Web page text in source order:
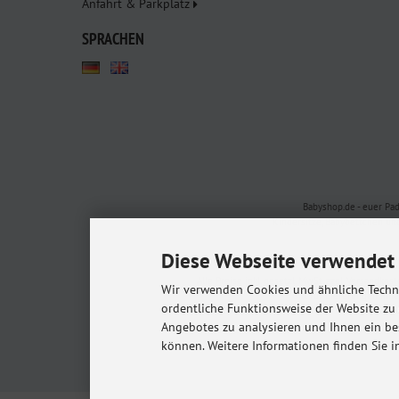
Anfahrt & Parkplatz
SPRACHEN
Babyshop.de - euer
Kindersitze, Babybettchen
* Gilt für Lieferungen
©
Diese Webseite
Wir verwenden Cookies und ähnliche
ordentliche Funktionsweise der Website
Angebotes zu analysieren und Ihnen ein
können. Weitere Informationen finden Sie